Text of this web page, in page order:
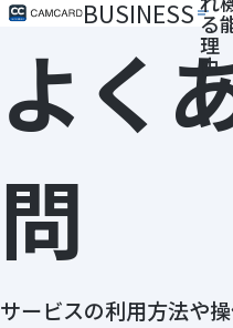
BUSINESS る
理
由
よく
問
サービスの利用方法や